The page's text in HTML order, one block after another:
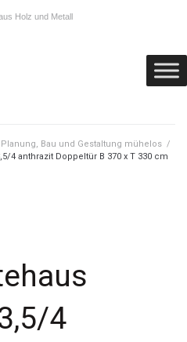
Holz und Metall
Bau und Gestaltung mühelos /
4 anthrazit Doppeltür B 370 x T 330 cm
4